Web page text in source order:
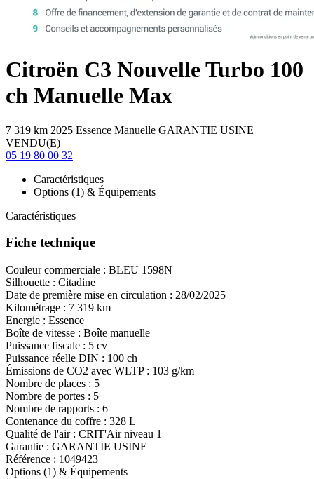
Citroën C3 Nouvelle Turbo 100
ch Manuelle Max
7 319 km 2025 Essence Manuelle GARANTIE USINE
VENDU(E)
05 19 80 00 32
Caractéristiques
Options (1) & Équipements
Caractéristiques
Fiche technique
Couleur commerciale : BLEU 1598N
Silhouette : Citadine
Date de première mise en circulation : 28/02/2025
Kilométrage : 7 319 km
Energie : Essence
Boîte de vitesse : Boîte manuelle
Puissance fiscale : 5 cv
Puissance réelle DIN : 100 ch
Émissions de CO2 avec WLTP : 103 g/km
Nombre de places : 5
Nombre de portes : 5
Nombre de rapports : 6
Contenance du coffre : 328 L
Qualité de l'air : CRIT'Air niveau 1
Garantie : GARANTIE USINE
Référence : 1049423
Options (1) & Équipements